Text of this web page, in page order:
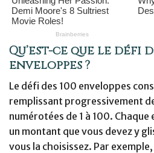
Qu’est-ce que le défi
enveloppes ?
Le défi des 100 enveloppes
remplissant progressivement
numérotées de 1 à 100.
un montant que vous devez y
vous la choisissez. Par